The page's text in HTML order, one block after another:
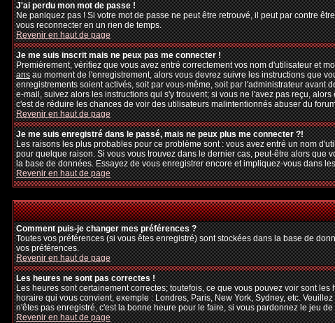
J'ai perdu mon mot de passe !
Ne paniquez pas ! Si votre mot de passe ne peut être retrouvé, il peut par contre
vous reconnecter en un rien de temps.
Revenir en haut de page
Je me suis inscrit mais ne peux pas me connecter !
Premièrement, vérifiez que vous avez entré correctement vos nom d'utilisateur et
ansau moment de l'enregistrement, alors vous devrez suivre les instructions que
enregistrements soient activés, soit par vous-même, soit par l'administrateur
e-mail, suivez alors les instructions qui s'y trouvent; si vous ne l'avez pas reçu,
c'est de réduire les chances de voir des utilisateurs malintentionnés abuser du
Revenir en haut de page
Je me suis enregistré dans le passé, mais ne peux plus me connecter ?!
Les raisons les plus probables pour ce problème sont : vous avez entré un nom
pour quelque raison. Si vous vous trouvez dans le dernier cas, peut-être alors
la base de données. Essayez de vous enregistrer encore et impliquez-vous dans
Revenir en haut de page
Comment puis-je changer mes préférences ?
Toutes vos préférences (si vous êtes enregistré) sont stockées dans la base de
vos préférences.
Revenir en haut de page
Les heures ne sont pas correctes !
Les heures sont certainement correctes; toutefois, ce que vous pouvez voir sont
horaire qui vous convient, exemple : Londres, Paris, New York, Sydney, etc.
n'êtes pas enregistré, c'est la bonne heure pour le faire, si vous pardonnez le jeu de
Revenir en haut de page